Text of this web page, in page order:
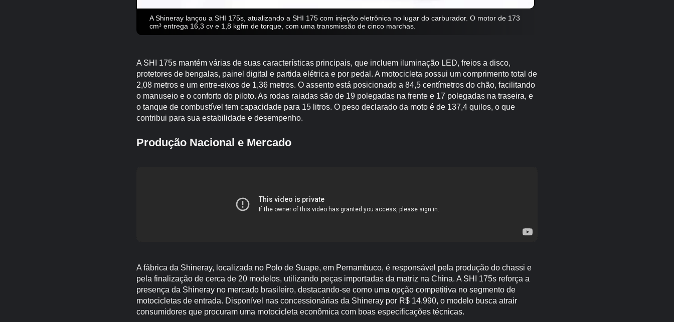
A Shineray lançou a SHI 175s, atualizando a SHI 175 com injeção eletrônica no lugar do carburador. O motor de 173
cm³ entrega 16,3 cv e 1,8 kgfm de torque, com uma transmissão de cinco marchas.
A SHI 175s mantém várias de suas características principais, que incluem iluminação LED, freios a disco,
protetores de bengalas, painel digital e partida elétrica e por pedal. A motocicleta possui um comprimento total de
2,08 metros e um entre-eixos de 1,36 metros. O assento está posicionado a 84,5 centímetros do chão, facilitando
o manuseio e o conforto do piloto. As rodas raiadas são de 19 polegadas na frente e 17 polegadas na traseira, e
o tanque de combustível tem capacidade para 15 litros. O peso declarado da moto é de 137,4 quilos, o que
contribui para sua estabilidade e desempenho.
Produção Nacional e Mercado
A fábrica da Shineray, localizada no Polo de Suape, em Pernambuco, é responsável pela produção do chassi e
pela finalização de cerca de 20 modelos, utilizando peças importadas da matriz na China. A SHI 175s reforça a
presença da Shineray no mercado brasileiro, destacando-se como uma opção competitiva no segmento de
motocicletas de entrada. Disponível nas concessionárias da Shineray por R$ 14.990, o modelo busca atrair
consumidores que procuram uma motocicleta econômica com boas especificações técnicas.